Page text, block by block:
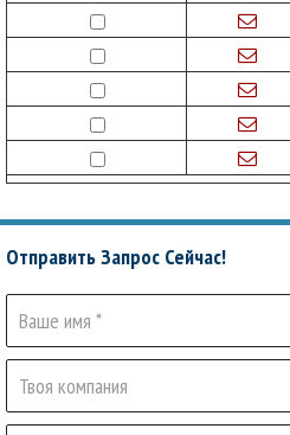
Отправить Запрос Сейчас!